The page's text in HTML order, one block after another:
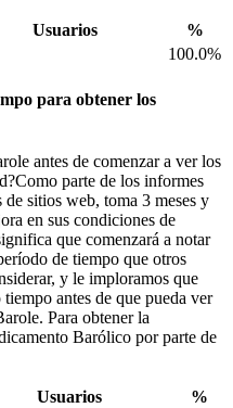
Usuarios
%
100.0%
para obtener los
antes de comenzar a ver los
parte de los informes
sitios web, toma 3 meses y
en sus condiciones de
que comenzará a notar
de tiempo que otros
y le imploramos que
antes de que pueda ver
Para obtener la
Barólico por parte de
Usuarios
%